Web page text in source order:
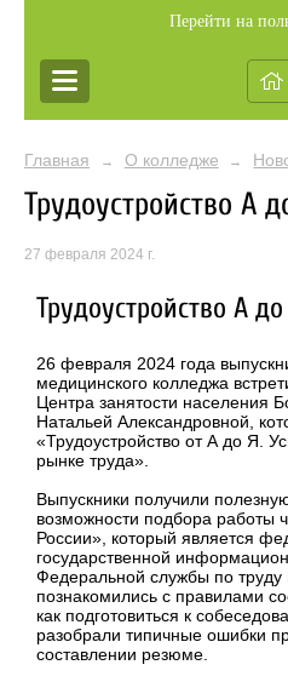
Перейти на
Главная → О колледже →
Трудоустройство А
27 февраля 2024 г.
Трудоустройство А
26 февраля 2024 года
медицинского колледжа
Центра занятости населения
Натальей Александровной,
«Трудоустройство от А до Я.
рынке труда».
Выпускники получили
возможности подбора работы
России», который является
государственной
Федеральной службы по труду
познакомились с правилами
как подготовиться к
разобрали типичные ошибки
составлении резюме.